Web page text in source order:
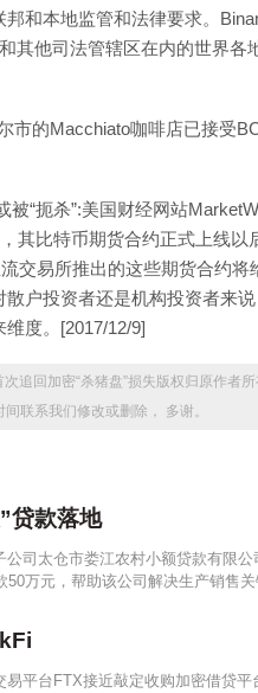
和本地监管和法律要求。
其他司法管辖区在内的世界各
的Macchiato咖啡店已接受
“扼杀”:美国财经网站
其比特币期货合约正式上线以
交易所推出的这些期货合约将
户投资者还是机构投资者来
度。[2017/12/9]
追回加密“杀猪盘”损失版权归原作者
联系我们修改或删除， 多谢。
贷款落地
司太仓市娄江农村小额贷款有限公
万元，帮助该公司解决生产销售关
平台FTX接近敲定收购加密借贷平